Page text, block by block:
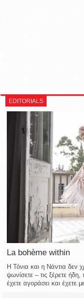
EDITORIALS
La bohème within
Η Τόνια και η Νάντια δεν
ψωνίσετε – τις ξέρετε
έχετε αγοράσει και έχετε